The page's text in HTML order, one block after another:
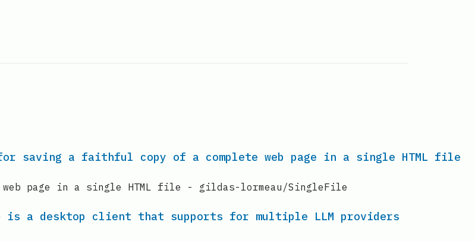
saving a faithful copy of a complete web page in a single HTML file
page in a single HTML file - gildas-lormeau/SingleFile
is a desktop client that supports for multiple LLM providers